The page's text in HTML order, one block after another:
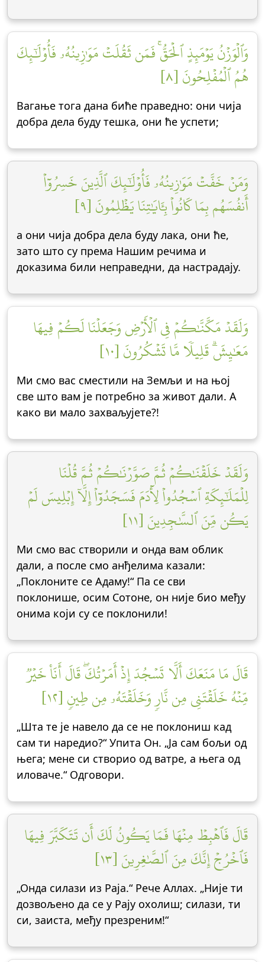
وَٱلۡوَزۡنُ يَوۡمَئِذٍ ٱلۡحَقُّۚ فَمَن ثَقُلَتۡ مَوَٰزِينُهُۥ فَأُوْلَٰٓئِكَ
هُمُ ٱلۡمُفۡلِحُونَ [٨]
Вагање тога дана биће праведно: они чија
добра дела буду тешка, они ће успети;
وَمَنۡ خَفَّتۡ مَوَٰزِينُهُۥ فَأُوْلَٰٓئِكَ ٱلَّذِينَ خَسِرُوٓاْ
أَنفُسَهُم بِمَا كَانُواْ بِـَٔايَٰتِنَا يَظۡلِمُونَ [٩]
а они чија добра дела буду лака, они ће,
зато што су према Нашим речима и
доказима били неправедни, да настрадају.
وَلَقَدۡ مَكَّنَّٰكُمۡ فِي ٱلۡأَرۡضِ وَجَعَلۡنَا لَكُمۡ فِيهَا
مَعَٰيِشَۗ قَلِيلٗا مَّا تَشۡكُرُونَ [١٠]
Ми смо вас сместили на Земљи и на њој
све што вам је потребно за живот дали. А
како ви мало захваљујете?!
وَلَقَدۡ خَلَقۡنَٰكُمۡ ثُمَّ صَوَّرۡنَٰكُمۡ ثُمَّ قُلۡنَا
لِلۡمَلَٰٓئِكَةِ ٱسۡجُدُواْ لِأٓدَمَ فَسَجَدُوٓاْ إِلَّآ إِبۡلِيسَ لَمۡ
يَكُن مِّنَ ٱلسَّٰجِدِينَ [١١]
Ми смо вас створили и онда вам облик
дали, а после смо анђелима казали:
„Поклоните се Адаму!“ Па се сви
поклонише, осим Сотоне, он није био међу
онима који су се поклонили!
قَالَ مَا مَنَعَكَ أَلَّا تَسۡجُدَ إِذۡ أَمَرۡتُكَۖ قَالَ أَنَا۠ خَيۡرٞ
مِّنۡهُ خَلَقۡتَنِي مِن نَّارٖ وَخَلَقۡتَهُۥ مِن طِينٖ [١٢]
„Шта те је навело да се не поклониш кад
сам ти наредио?“ Упита Он. „Ја сам бољи од
њега; мене си створио од ватре, а њега од
иловаче.“ Одговори.
قَالَ فَٱهۡبِطۡ مِنۡهَا فَمَا يَكُونُ لَكَ أَن تَتَكَبَّرَ فِيهَا
فَٱخۡرُجۡ إِنَّكَ مِنَ ٱلصَّٰغِرِينَ [١٣]
„Онда силази из Раја.“ Рече Аллах. „Није ти
дозвољено да се у Рају охолиш; силази, ти
си, заиста, међу презреним!“